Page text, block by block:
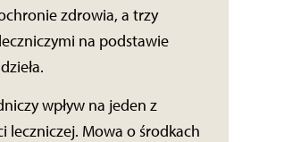
zdrowia, a trzy
na podstawie
wpływ na jeden z
leczniczej. Mowa o środkach